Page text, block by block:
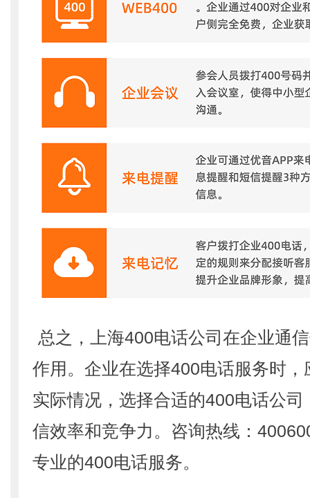
总之，上海400电话公司在企业通
作用。企业在选择400电话服务时
实际情况，选择合适的400电话公
信效率和竞争力。咨询热线：
专业的400电话服务。